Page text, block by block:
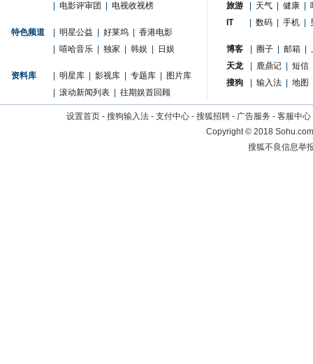
电影评审团 电视收视榜
特色频道 明星公益 好莱坞
香港电影
嘻哈音乐 独家 韩娱 日娱
资料库 明星库 影视库 专题库
图片库
滚动新闻列表 往期娱首回顾
旅游
天气 健康
IT
数码 手机
博客 圈子 邮箱
天龙
鹿鼎记
短信
搜狗
输入法 地图
设置首页 - 搜狗输入法 - 支付中心 - 搜狐招聘 - 广告服务 - 客服中心
Copyright©2018
搜狐不良信息举